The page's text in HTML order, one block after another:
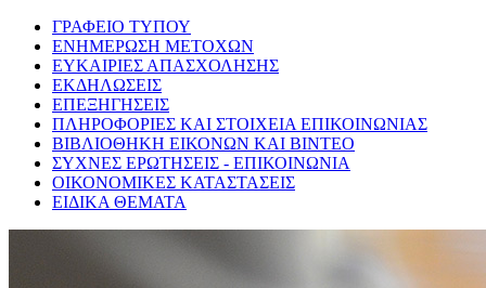
ΓΡΑΦΕΙΟ ΤΥΠΟΥ
ΕΝΗΜΕΡΩΣΗ ΜΕΤΟΧΩΝ
ΕΥΚΑΙΡΙΕΣ ΑΠΑΣΧΟΛΗΣΗΣ
ΕΚΔΗΛΩΣΕΙΣ
ΕΠΕΞΗΓΗΣΕΙΣ
ΠΛΗΡΟΦΟΡΙΕΣ ΚΑΙ ΣΤΟΙΧΕΙΑ ΕΠΙΚΟΙΝΩΝΙΑΣ
ΒΙΒΛΙΟΘΗΚΗ ΕΙΚΟΝΩΝ ΚΑΙ ΒΙΝΤΕΟ
ΣΥΧΝΕΣ ΕΡΩΤΗΣΕΙΣ - ΕΠΙΚΟΙΝΩΝΙΑ
ΟΙΚΟΝΟΜΙΚΕΣ ΚΑΤΑΣΤΑΣΕΙΣ
ΕΙΔΙΚΑ ΘΕΜΑΤΑ